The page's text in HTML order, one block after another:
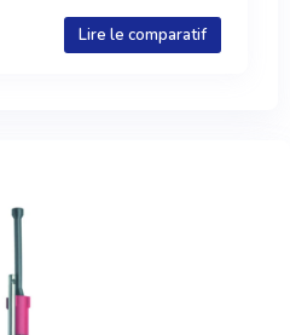
Lire le comparatif